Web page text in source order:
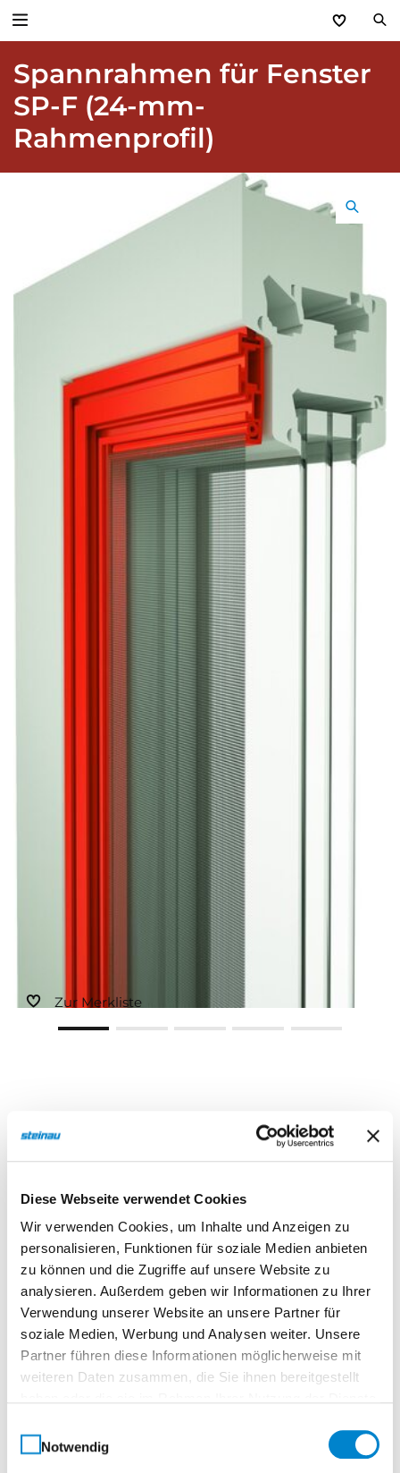
Diese Webseite verwendet Cookies
Wir verwenden Cookies, um Inhalte und Anzeigen zu
personalisieren, Funktionen für soziale Medien anbieten
zu können und die Zugriffe auf unsere Website zu
analysieren. Außerdem geben wir Informationen zu Ihrer
Verwendung unserer Website an unsere Partner für
soziale Medien, Werbung und Analysen weiter. Unsere
Partner führen diese Informationen möglicherweise mit
weiteren Daten zusammen, die Sie ihnen bereitgestellt
Notwendig
Zurück
Produkte
Industrie, Gewerbe, Öffentliche Hand
Stauraum­systeme
Sonnen- und Insektenschutz
Hochwasser­schutz
Dachboden­treppen
Spannrahmen für Fenster
SP-F (24-mm-
Rahmenprofil)
Zur Merkliste
Beschreibung
Spannrahmen für Fenster
Der robusteSpannrahmen SP-Fvon steinau bieten
Der stranggepresste Aluminiumrahmen lässt
sichohne Bohren
schnell und unkompliziert über